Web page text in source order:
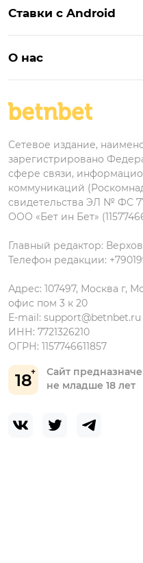
Пари
Леон
Zenit
Бонусы Леон
БК для ставок с
Ставки с Android
Фонбет на Андроид
Олимп на Андроид
О нас
Пользовательское
данных
18
Сайт
не младше 18 лет
Сетевое издание,
зарегистрировано
сфере связи,
коммуникаций
свидетельства ЭЛ № ФС
ООО «Бет ин Бет»
Главный редактор:
Телефон редакции:
Адрес: 107497, Москва г,
офис пом 3 к 20
E-mail: support@betnbet.ru
ИНН: 7721326210
ОГРН: 1157746611857